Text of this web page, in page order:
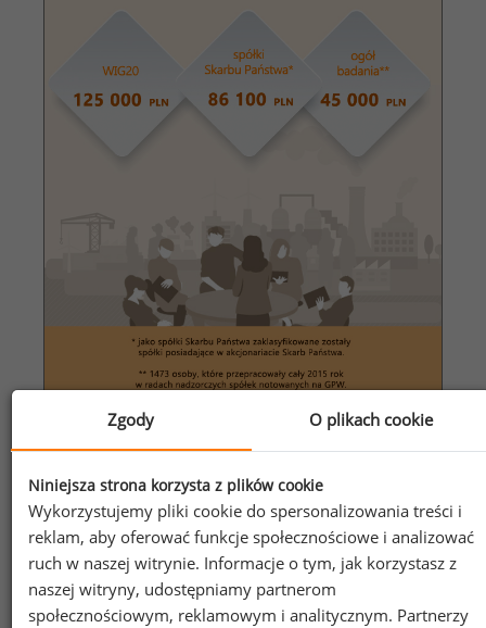
Wynagrodzenia członków rad nadzorczych w
spółkach Skarbu Państwa
Zgody O plikach cookie
Niniejsza strona korzysta z plików cookie
Wykorzystujemy pliki cookie do spersonalizowania treści i
reklam, aby oferować funkcje społecznościowe i analizować
ruch w naszej witrynie. Informacje o tym, jak korzystasz z
naszej witryny, udostępniamy partnerom
społecznościowym, reklamowym i analitycznym. Partnerzy